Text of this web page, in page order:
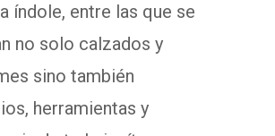
índole, entre las que se
no solo calzados y
sino también
herramientas y